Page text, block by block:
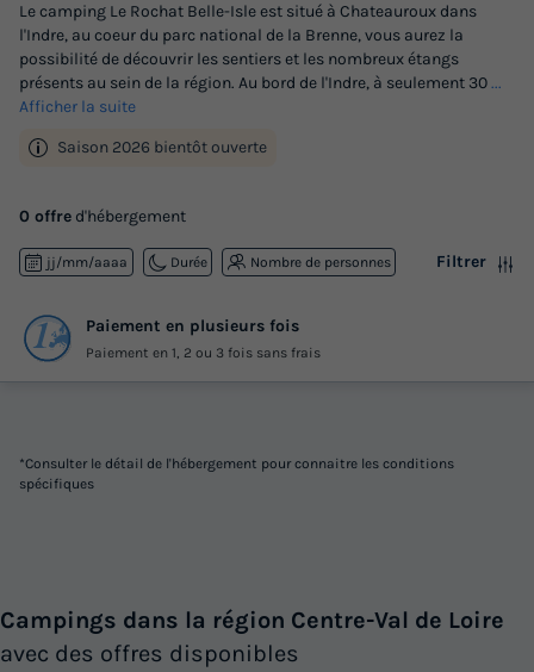
Le camping Le Rochat Belle-Isle est situé à Chateauroux dans
l'Indre, au coeur du parc national de la Brenne, vous aurez la
possibilité de découvrir les sentiers et les nombreux étangs
présents au sein de la région. Au bord de l'Indre, à seulement 30...
Afficher la suite
Saison 2026 bientôt ouverte
0 offre d'hébergement
jj/mm/aaaa Durée Nombre de personnes Filtrer
Paiement en plusieurs fois
Paiement en 1, 2 ou 3 fois sans frais
*Consulter le détail de l'hébergement pour connaitre les conditions
spécifiques
Campings dans la région Centre-Val de Loire
avec des offres disponibles